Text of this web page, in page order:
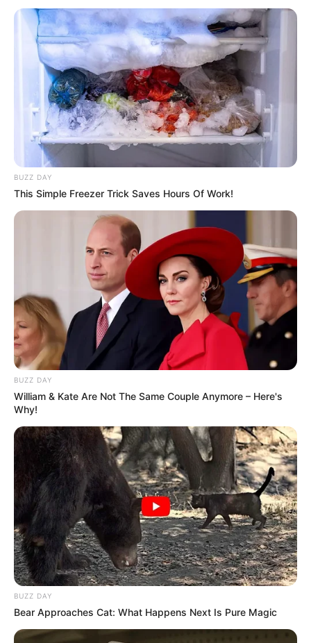
BUZZ DAY
This Simple Freezer Trick Saves Hours Of Work!
BUZZ DAY
William & Kate Are Not The Same Couple Anymore – Here's
Why!
BUZZ DAY
Bear Approaches Cat: What Happens Next Is Pure Magic